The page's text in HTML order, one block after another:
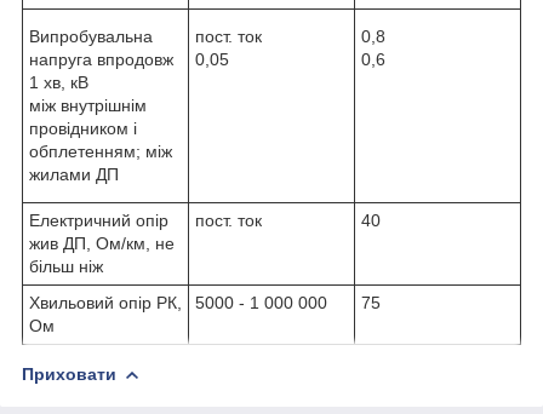
Випробувальна
напруга впродовж
1 хв, кВ
між внутрішнім
провідником і
обплетенням; між
жилами ДП
пост. ток
0,05
0,8
0,6
Електричний опір
жив ДП, Ом/км, не
більш ніж
пост. ток 40
Хвильовий опір РК,
Ом
5000 - 1 000 000 75
Приховати